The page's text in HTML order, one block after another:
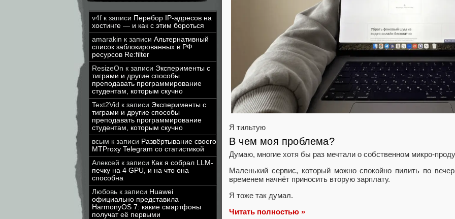
v4f к записи Перебор IP-адресов на
хостинге — и как с этим бороться
amarakin к записи Альтернативный
список заблокированных в РФ
ресурсов Re:filter
ResizeOn к записи Эксперименты с
тиграми и другие способы
преподавать программирование
студентам, которым скучно
Text2Vid к записи Эксперименты с
тиграми и другие способы
преподавать программирование
студентам, которым скучно
всым к записи Развёртывание своего
MTProxy Telegram со статистикой
Алексей к записи Как я собрал LLM-
печку на 4 GPU, и на что она
способна
Любовь к записи Huawei
официально представила
HarmonyOS 7: какие смартфоны
получат её первыми
Я тильтую
В чем моя проблема?
Думаю, многие хотя бы раз мечтали о собственном микро-
Маленький сервис, который можно спокойно пилить по
временем начнёт приносить вторую зарплату.
Я тоже так думал.
Читать полностью »